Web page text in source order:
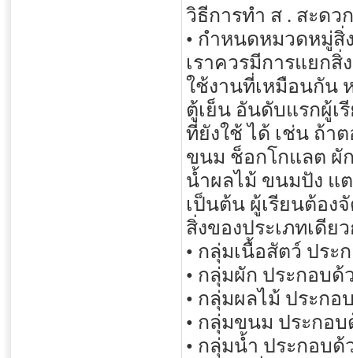
วิธีการทำ ส . สะดวก
• กำหนดหมวดหมู่สิ่
เราควรมีการแยก
ใช้งานที่เหมือนกัน
ตู้เย็น อันดับแรกผู้เ
ที่ยังใช้ ได้ เช่น ถ้า
ขนม ช็อกโกแลต ผั
น้ำผลไม้ ขนมปัง แ
เป็นต้น ผู้เรียนต้อง
สิ่งของประเภทเดี
• กลุ่มเนื้อสัตว์ ประ
• กลุ่มผัก ประกอบ
• กลุ่มผลไม้ ประกอ
• กลุ่มขนม ประกอ
• กลุ่มน้ำ ประกอบ